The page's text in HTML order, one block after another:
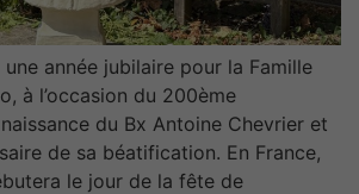
une année jubilaire pour la Famille
à l’occasion du 200ème
du Bx Antoine Chevrier et
de sa béatification. En France,
le jour de la fête de